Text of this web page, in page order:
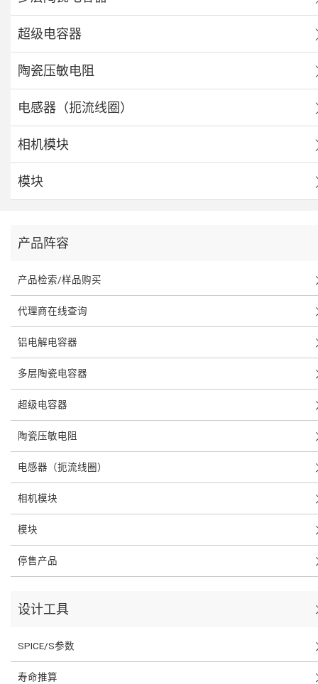
超级电容器
陶瓷压敏电阻
电感器（扼流线圈）
相机模块
模块
产品阵容
产品检索/样品购买
代理商在线查询
铝电解电容器
多层陶瓷电容器
超级电容器
陶瓷压敏电阻
电感器（扼流线圈）
相机模块
模块
停售产品
设计工具
SPICE/S参数
寿命推算